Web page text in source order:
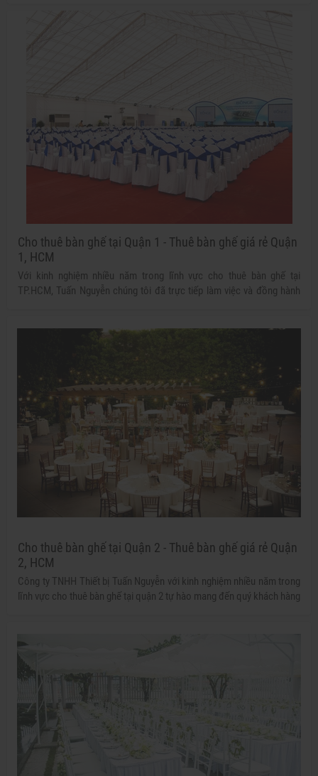
Cho thuê bàn ghế tại Quận 1 - Thuê bàn ghế giá rẻ Quận
1, HCM
Với kinh nghiệm nhiều năm trong lĩnh vực cho thuê bàn ghế tại
TP.HCM, Tuấn Nguyễn chúng tôi đã trực tiếp làm việc và đồng hành
tổ chức của bạn trở nên thành công tốt đẹp.
Cho thuê bàn ghế tại Quận 2 - Thuê bàn ghế giá rẻ Quận
2, HCM
Công ty TNHH Thiết bị Tuấn Nguyễn với kinh nghiệm nhiều năm trong
lĩnh vực cho thuê bàn ghế tại quận 2 tự hào mang đến quý khách hàng